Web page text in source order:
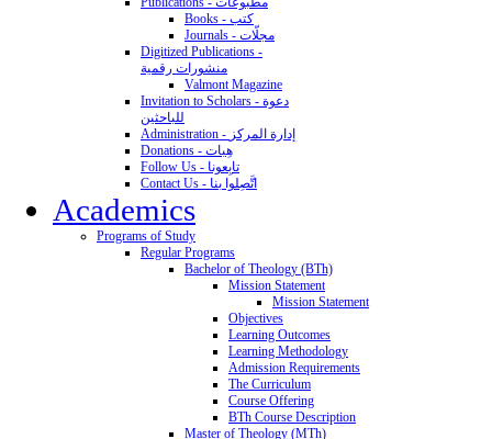
Books - كتب
Journals - مجلّات
Digitized Publications -
منشورات رقمية
Valmont Magazine
Invitation to Scholars - دعوة
للباحثين
Administration - إدارة المركز
Donations - هِبات
Follow Us - تابِعونا
Contact Us - اتَّصِلوا بنا
Academics
Programs of Study
Regular Programs
Bachelor of Theology (BTh)
Mission Statement
Mission Statement
Objectives
Learning Outcomes
Learning Methodology
Admission Requirements
The Curriculum
Course Offering
BTh Course Description
Master of Theology (MTh)